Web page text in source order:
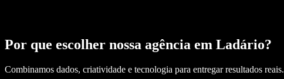
Por que escolher nossa agência em Ladário?
Combinamos dados, criatividade e tecnologia para entregar resultados reais.